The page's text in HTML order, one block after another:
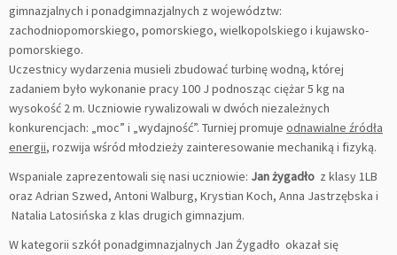
gimnazjalnych i ponadgimnazjalnych z województw:
zachodniopomorskiego, pomorskiego, wielkopolskiego i kujawsko-
pomorskiego.
Uczestnicy wydarzenia musieli zbudować turbinę wodną, której
zadaniem było wykonanie pracy 100 J podnosząc ciężar 5 kg na
wysokość 2 m. Uczniowie rywalizowali w dwóch niezależnych
konkurencjach: „moc” i „wydajność”. Turniej promuje odnawialne źródła
energii, rozwija wśród młodzieży zainteresowanie mechaniką i fizyką.
Wspaniale zaprezentowali się nasi uczniowie: Jan żygadło z klasy 1LB
oraz Adrian Szwed, Antoni Walburg, Krystian Koch, Anna Jastrzębska i
Natalia Latosińska z klas drugich gimnazjum.
W kategorii szkół ponadgimnazjalnych Jan Żygadło okazał się